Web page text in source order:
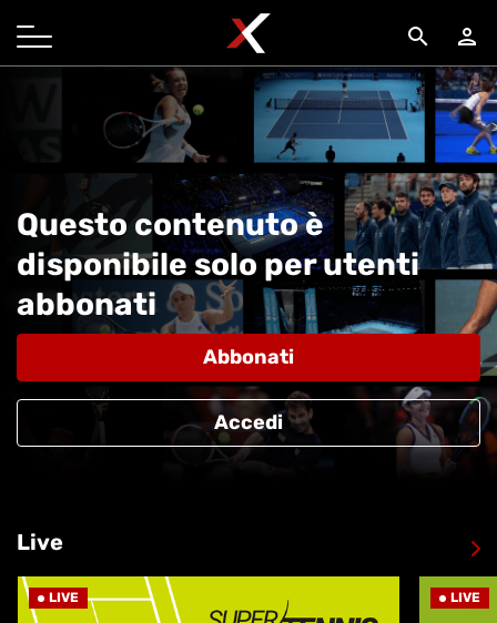
search person
Questo contenuto è
disponibile solo per utenti
abbonati
Abbonati
Accedi
Live
LIVE LIVE